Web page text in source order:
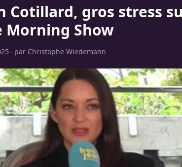
Cotillard, gros stress
Morning Show
– par Christophe Wiedemann